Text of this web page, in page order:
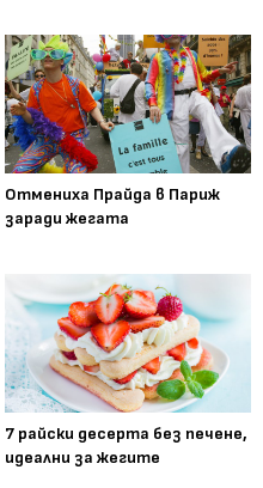
Отмениха Прайда в Париж
заради жегата
7 райски десерта без печене,
идеални за жегите